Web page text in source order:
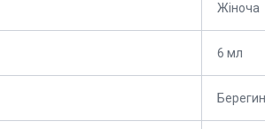
Жіноча
6 мл